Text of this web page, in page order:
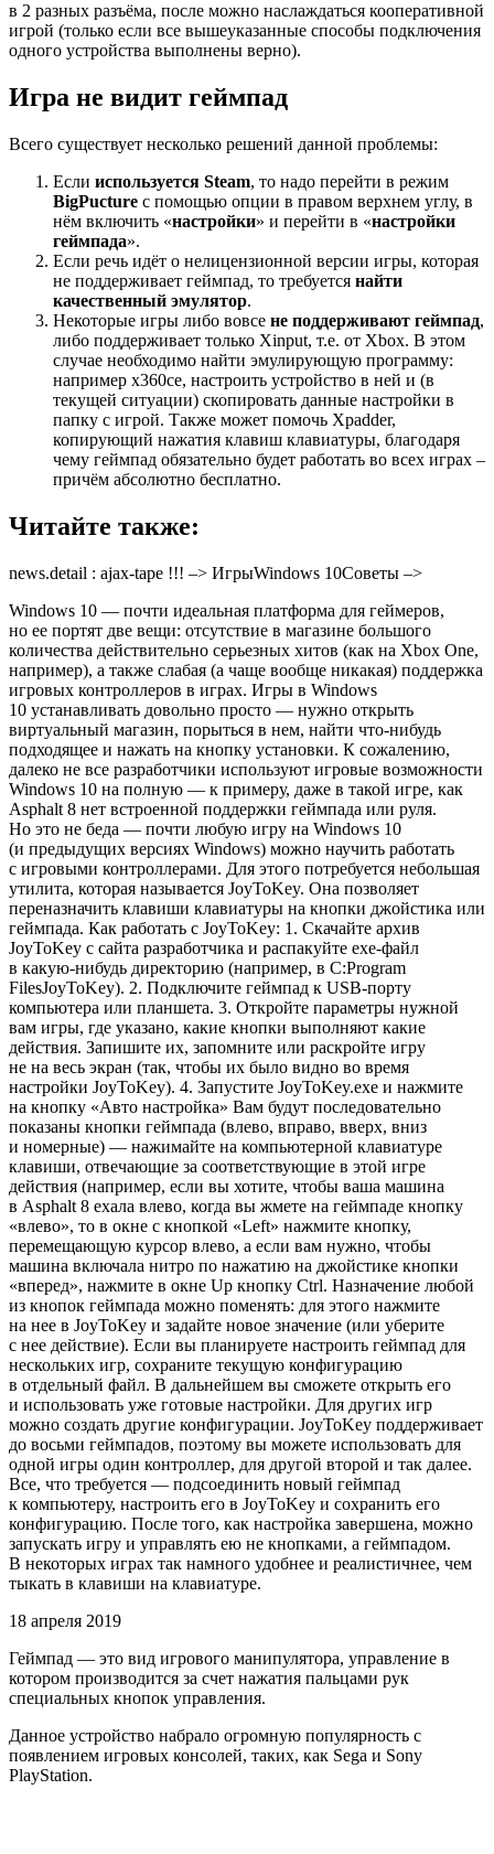
в 2 разных разъёма, после можно наслаждаться кооперативной
игрой (только если все вышеуказанные способы подключения
одного устройства выполнены верно).
Игра не видит геймпад
Всего существует несколько решений данной проблемы:
Если используется Steam, то надо перейти в режим
BigPucture с помощью опции в правом верхнем углу, в
нём включить «настройки» и перейти в «настройки
геймпада».
Если речь идёт о нелицензионной версии игры, которая
не поддерживает геймпад, то требуется найти
качественный эмулятор.
Некоторые игры либо вовсе не поддерживают геймпад,
либо поддерживает только Xinput, т.е. от Xbox. В этом
случае необходимо найти эмулирующую программу:
например x360ce, настроить устройство в ней и (в
текущей ситуации) скопировать данные настройки в
папку с игрой. Также может помочь Xpadder,
копирующий нажатия клавиш клавиатуры, благодаря
чему геймпад обязательно будет работать во всех играх –
причём абсолютно бесплатно.
Читайте также:
news.detail : ajax-tape !!! –> ИгрыWindows 10Советы –>
Windows 10 — почти идеальная платформа для геймеров,
но ее портят две вещи: отсутствие в магазине большого
количества действительно серьезных хитов (как на Xbox One,
например), а также слабая (а чаще вообще никакая) поддержка
игровых контроллеров в играх. Игры в Windows
10 устанавливать довольно просто — нужно открыть
виртуальный магазин, порыться в нем, найти что-нибудь
подходящее и нажать на кнопку установки. К сожалению,
далеко не все разработчики используют игровые возможности
Windows 10 на полную — к примеру, даже в такой игре, как
Asphalt 8 нет встроенной поддержки геймпада или руля.
Но это не беда — почти любую игру на Windows 10
(и предыдущих версиях Windows) можно научить работать
с игровыми контроллерами. Для этого потребуется небольшая
утилита, которая называется JoyToKey. Она позволяет
переназначить клавиши клавиатуры на кнопки джойстика или
геймпада. Как работать с JoyToKey: 1. Скачайте архив
JoyToKey с сайта разработчика и распакуйте exe-файл
в какую-нибудь директорию (например, в C:Program
FilesJoyToKey). 2. Подключите геймпад к USB-порту
компьютера или планшета. 3. Откройте параметры нужной
вам игры, где указано, какие кнопки выполняют какие
действия. Запишите их, запомните или раскройте игру
не на весь экран (так, чтобы их было видно во время
настройки JoyToKey). 4. Запустите JoyToKey.exe и нажмите
на кнопку «Авто настройка» Вам будут последовательно
показаны кнопки геймпада (влево, вправо, вверх, вниз
и номерные) — нажимайте на компьютерной клавиатуре
клавиши, отвечающие за соответствующие в этой игре
действия (например, если вы хотите, чтобы ваша машина
в Asphalt 8 ехала влево, когда вы жмете на геймпаде кнопку
«влево», то в окне с кнопкой «Left» нажмите кнопку,
перемещающую курсор влево, а если вам нужно, чтобы
машина включала нитро по нажатию на джойстике кнопки
«вперед», нажмите в окне Up кнопку Ctrl. Назначение любой
из кнопок геймпада можно поменять: для этого нажмите
на нее в JoyToKey и задайте новое значение (или уберите
с нее действие). Если вы планируете настроить геймпад для
нескольких игр, сохраните текущую конфигурацию
в отдельный файл. В дальнейшем вы сможете открыть его
и использовать уже готовые настройки. Для других игр
можно создать другие конфигурации. JoyToKey поддерживает
до восьми геймпадов, поэтому вы можете использовать для
одной игры один контроллер, для другой второй и так далее.
Все, что требуется — подсоединить новый геймпад
к компьютеру, настроить его в JoyToKey и сохранить его
конфигурацию. После того, как настройка завершена, можно
запускать игру и управлять ею не кнопками, а геймпадом.
В некоторых играх так намного удобнее и реалистичнее, чем
тыкать в клавиши на клавиатуре.
18 апреля 2019
Геймпад — это вид игрового манипулятора, управление в
котором производится за счет нажатия пальцами рук
специальных кнопок управления.
Данное устройство набрало огромную популярность с
появлением игровых консолей, таких, как Sega и Sony
PlayStation.